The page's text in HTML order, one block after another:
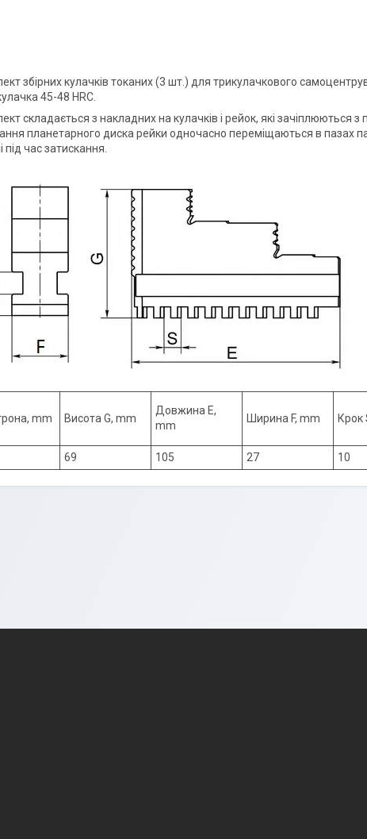
збірних кулачків токаних (3 шт.) для трикулачкового
45-48 HRC.
складається з накладних на кулачків і рейок, які зачіплюються
планетарного диска рейки одночасно переміщаються в пазах
під час затискання.
mm Висота G, mm
Довжина E,
mm
Ширина F, mm Крок
69 105 27 10